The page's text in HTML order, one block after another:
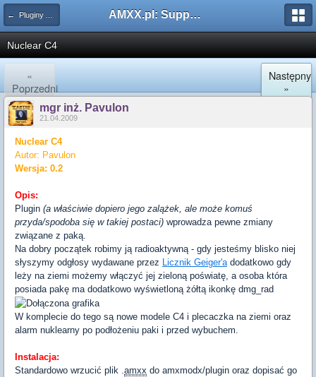
← Pluginy AMXX AMXX.pl: Support AMX Mod X i SourceMod
Nuclear C4
«
Poprzedni
Następny
»
mgr inż. Pavulon
21.04.2009
Nuclear C4
Autor: Pavulon
Wersja: 0.2
Opis:
Plugin (a właściwie dopiero jego zalążek, ale może komuś
przyda/spodoba się w takiej postaci) wprowadza pewne zmiany
związane z paką.
Na dobry początek robimy ją radioaktywną - gdy jesteśmy blisko niej
słyszymy odgłosy wydawane przez Licznik Geiger'adodatkowo gdy
leży na ziemi możemy włączyć jej zieloną poświatę, a osoba która
posiada pakę ma dodatkowo wyświetloną żółtą ikonkę dmg_rad
W komplecie do tego są nowe modele C4 i plecaczka na ziemi oraz
alarm nuklearny po podłożeniu paki i przed wybuchem.
Instalacja:
Standardowo wrzucić plik .amxx do amxmodx/plugin oraz dopisać go